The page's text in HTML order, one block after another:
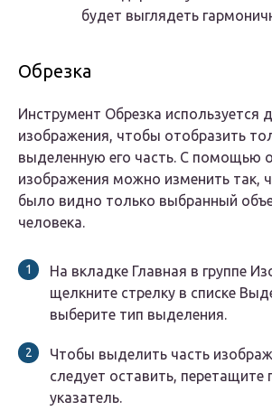
будет выглядеть
Обрезка
Инструмент Обрезка используется
изображения, чтобы отобразить
выделенную его часть. С помощью
изображения можно изменить так,
было видно только выбранный
человека.
На вкладке Главная в группе
щелкните стрелку в списке
выберите тип выделения.
Чтобы выделить часть
следует оставить, перетащите
указатель.